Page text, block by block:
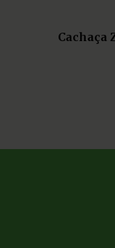
Cachaça